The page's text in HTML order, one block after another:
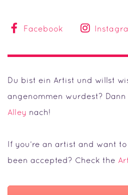
Facebook
Du bist ein Artist und willst
angenommen wurdest?
Alley nach!
If you’re an artist and want
been accepted? Check the